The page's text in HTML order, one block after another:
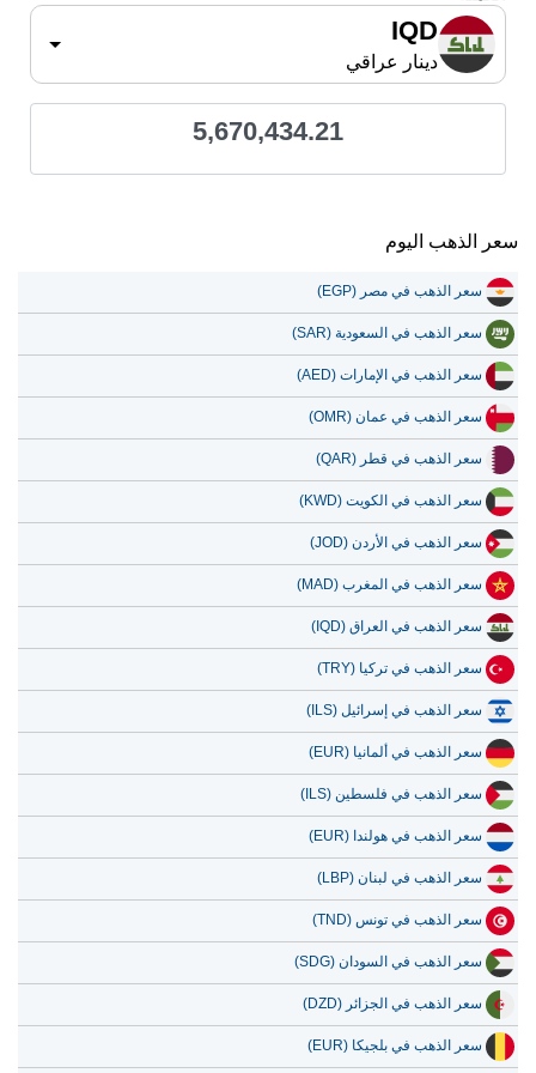
IQD
دينار عراقي
5,670,434.21
سعر الذهب اليوم
سعر الذهب في مصر (EGP)
سعر الذهب في السعودية (SAR)
سعر الذهب في الإمارات (AED)
سعر الذهب في عمان (OMR)
سعر الذهب في قطر (QAR)
سعر الذهب في الكويت (KWD)
سعر الذهب في الأردن (JOD)
سعر الذهب في المغرب (MAD)
سعر الذهب في العراق (IQD)
سعر الذهب في تركيا (TRY)
سعر الذهب في إسرائيل (ILS)
سعر الذهب في ألمانيا (EUR)
سعر الذهب في فلسطين (ILS)
سعر الذهب في هولندا (EUR)
سعر الذهب في لبنان (LBP)
سعر الذهب في تونس (TND)
سعر الذهب في السودان (SDG)
سعر الذهب في الجزائر (DZD)
سعر الذهب في بلجيكا (EUR)